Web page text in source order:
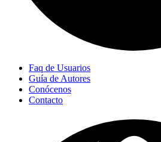
Faq de Usuarios
Guía de Autores
Conócenos
Contacto